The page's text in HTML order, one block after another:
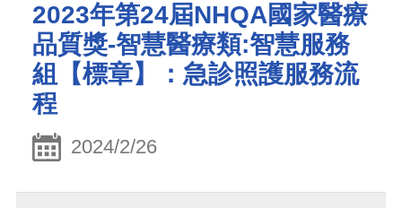
2023年第24屆NHQA國家醫療
品質獎-智慧醫療類:智慧服務
組【標章】：急診照護服務流
程
2024/2/26